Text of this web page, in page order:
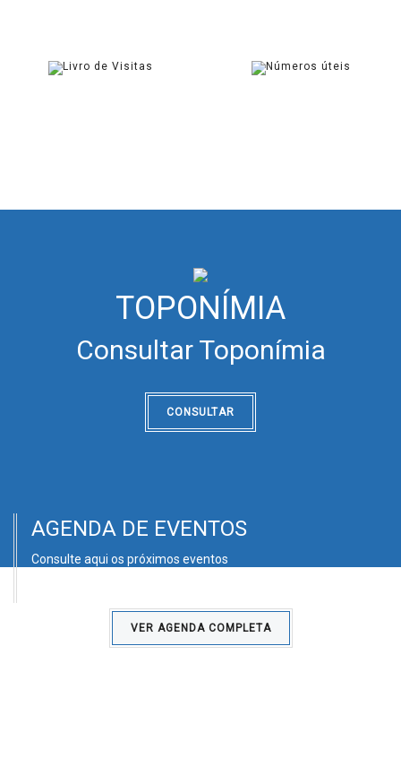
TOPONÍMIA
Consultar Toponímia
CONSULTAR
AGENDA DE EVENTOS
Consulte aqui os próximos eventos
VER AGENDA COMPLETA